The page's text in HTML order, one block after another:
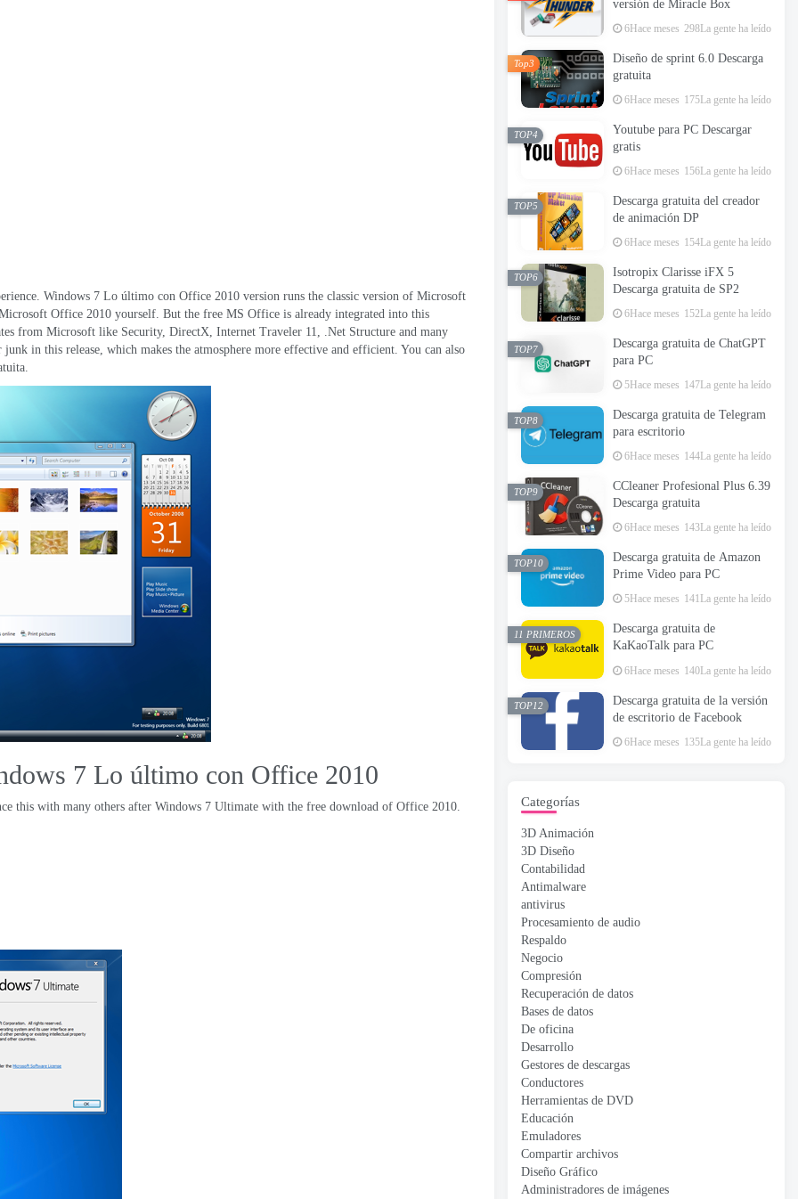
. Windows 7 Lo último con Office 2010 version runs the classic version of Microsoft
Office 2010 yourself. But the free MS Office is already integrated into this
from Microsoft like Security, DirectX, Internet Traveler 11, .Net Structure and many
junk in this release, which makes the atmosphere more effective and efficient. You can also
7 Lo último con Office 2010
this with many others after Windows 7 Ultimate with the free download of Office 2010.
versión de Miracle Box
6Hace meses 298La gente ha leído
Diseño de sprint 6.0 Descarga
gratuita
6Hace meses 175La gente ha leído
Top3
Youtube para PC Descargar
gratis
6Hace meses 156La gente ha leído
TOP4
Descarga gratuita del creador
de animación DP
6Hace meses 154La gente ha leído
TOP5
Isotropix Clarisse iFX 5
Descarga gratuita de SP2
6Hace meses 152La gente ha leído
TOP6
Descarga gratuita de ChatGPT
para PC
5Hace meses 147La gente ha leído
TOP7
Descarga gratuita de Telegram
para escritorio
6Hace meses 144La gente ha leído
TOP8
CCleaner Profesional Plus 6.39
Descarga gratuita
6Hace meses 143La gente ha leído
TOP9
Descarga gratuita de Amazon
Prime Video para PC
5Hace meses 141La gente ha leído
TOP10
Descarga gratuita de
KaKaoTalk para PC
6Hace meses 140La gente ha leído
11 PRIMEROS
Descarga gratuita de la versión
de escritorio de Facebook
6Hace meses 135La gente ha leído
TOP12
Categorías
3D Animación
3D Diseño
Contabilidad
Antimalware
antivirus
Procesamiento de audio
Respaldo
Negocio
Compresión
Recuperación de datos
Bases de datos
De oficina
Desarrollo
Gestores de descargas
Conductores
Herramientas de DVD
Educación
Emuladores
Compartir archivos
Diseño Gráfico
Administradores de imágenes